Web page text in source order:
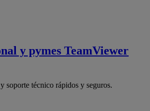
y pymes TeamViewer
soporte técnico rápidos y seguros.